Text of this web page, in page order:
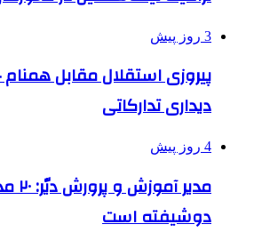
3 روز پیش
پیروزی استقلال مقابل
دیداری تدارکاتی
4 روز پیش
دوشیفته است